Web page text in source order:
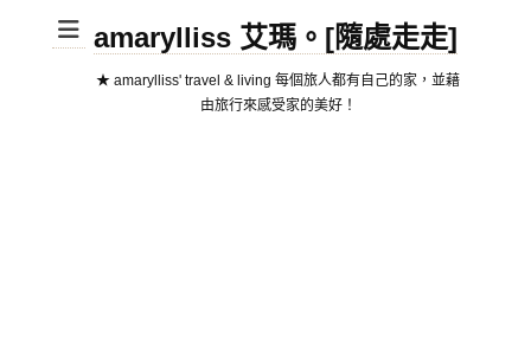
amarylliss 艾瑪。[隨處走走]
★ amarylliss' travel & living 每個旅人都有自己的家，並藉
由旅行來感受家的美好！